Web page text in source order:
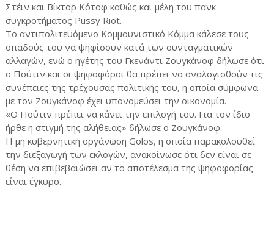
Στέιν και Βίκτορ Κότοφ καθώς και μέλη του πανκ
συγκροτήματος Pussy Riot.
Το αντιπολιτευόμενο Κομμουνιστικό Κόμμα κάλεσε τους
οπαδούς του να ψηφίσουν κατά των συνταγματικών
αλλαγών, ενώ ο ηγέτης του Γκενάντι Ζουγκάνοφ δήλωσε ότι
ο Πούτιν και οι ψηφοφόροι θα πρέπει να αναλογισθούν τις
συνέπειες της τρέχουσας πολιτικής του, η οποία σύμφωνα
με τον Ζουγκάνοφ έχει υπονομεύσει την οικονομία.
«Ο Πούτιν πρέπει να κάνει την επιλογή του. Για τον ίδιο
ήρθε η στιγμή της αλήθειας» δήλωσε ο Ζουγκάνοφ.
Η μη κυβερνητική οργάνωση Golos, η οποία παρακολουθεί
την διεξαγωγή των εκλογών, ανακοίνωσε ότι δεν είναι σε
θέση να επιβεβαιώσει αν το αποτέλεσμα της ψηφοφορίας
είναι έγκυρο.